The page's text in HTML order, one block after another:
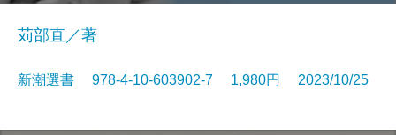
苅部直／著
新潮選書 978-4-10-603902-7 1,980円 2023/10/25